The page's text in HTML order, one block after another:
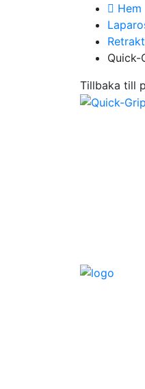
Hem
Quick-
Tillbaka till